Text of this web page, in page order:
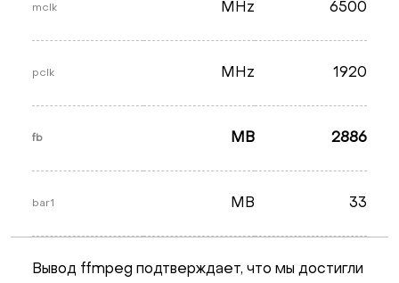
mclk MHz 6500
pclk MHz 1920
fb MB 2886
bar1 MB 33
Вывод ffmpeg подтверждает, что мы достигли